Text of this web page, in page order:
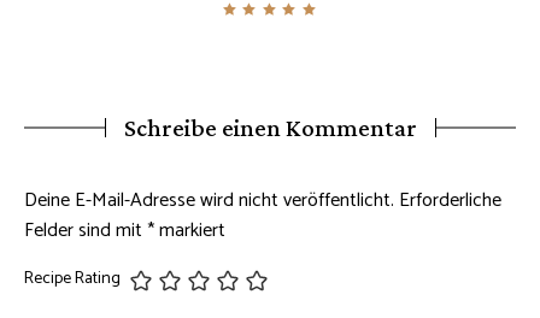
Schreibe einen Kommentar
Deine E-Mail-Adresse wird nicht veröffentlicht. Erforderliche
Felder sind mit*markiert
Recipe Rating